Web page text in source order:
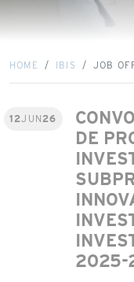
HOME IBIS JOB
12JUN 26
DE
2025-